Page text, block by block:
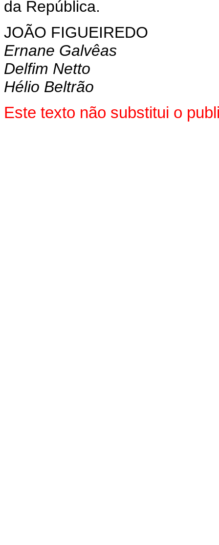
da República.
JOÃO FIGUEIREDO
Ernane Galvêas
Delfim Netto
Hélio Beltrão
Este texto não substitui o